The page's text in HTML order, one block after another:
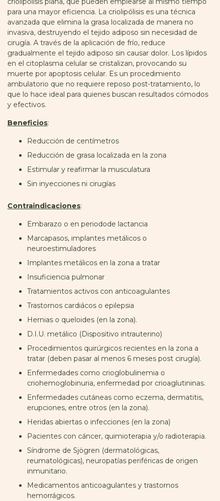
para una mayor eficiencia. La criolipólisis es una técnica
avanzada que elimina la grasa localizada de manera no
invasiva, destruyendo el tejido adiposo sin necesidad de
cirugía. A través de la aplicación de frío, reduce
gradualmente el tejido adiposo sin causar dolor. Los lípidos
en el citoplasma celular se cristalizan, provocando su
muerte por apoptosis celular. Es un procedimiento
ambulatorio que no requiere reposo post-tratamiento, lo
que lo hace ideal para quienes buscan resultados cómodos
y efectivos.
Beneficios:
Reducción de centímetros
Reducción de grasa localizada en la zona
Estimular y reafirmar la musculatura
Sin inyecciones ni cirugías
Contraindicaciones:
Embarazo o en periodode lactancia
Marcapasos, implantes metálicos o
neuroestimuladores
Implantes metálicos en la zona a tratar
Insuficiencia pulmonar
Tratamientos activos con anticoagulantes
Trastornos cardiácos o epilepsia
Hernias o queloides (en la zona).
D.I.U. metálico (Dispositivo intrauterino)
Procedimientos quirúrgicos recientes en la zona a
tratar (deben pasar al menos 6 meses post cirugía).
Enfermedades como crioglobulinemia o
criohemoglobinuria, enfermedad por crioaglutininas.
Enfermedades cutáneas como eczema, dermatitis,
erupciones, entre otros (en la zona).
Heridas abiertas o infecciones (en la zona)
Pacientes con cáncer, quimioterapia y/o radioterapia.
Síndrome de Sjögren (dermatológicas,
reumatológicas), neuropatías periféricas de origen
inmunitario.
Medicamentos anticoagulantes y trastornos
hemorrágicos.